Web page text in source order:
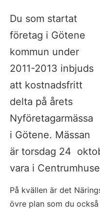
Du som startat
företag i Götene
kommun under
2011-2013 inbjuds
att kostnadsfritt
delta på årets
Nyföretagarmässa
i Götene. Mässan
är torsdag 24
vara i
På kvällen är det
övre plan som du